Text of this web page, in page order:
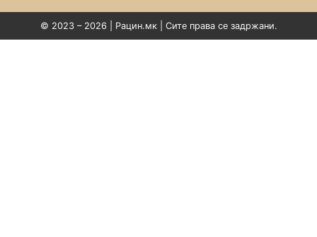
© 2023 – 2026 | Рацин.мк | Сите права се задржани.